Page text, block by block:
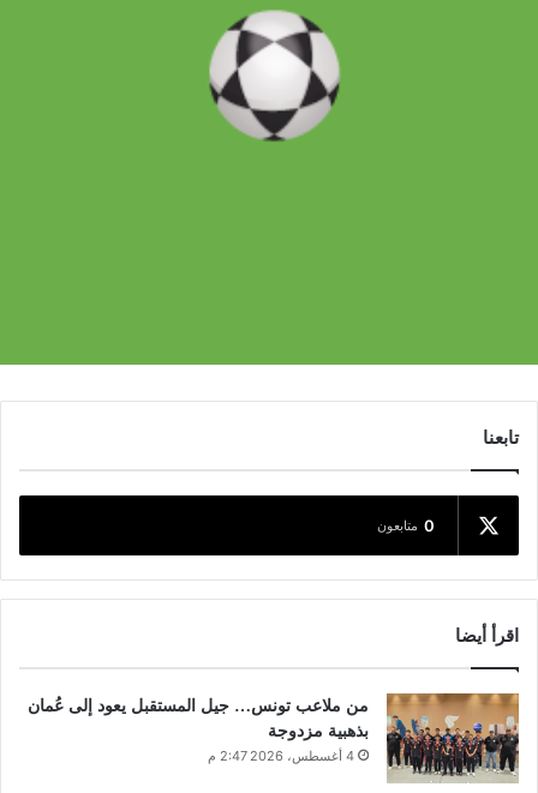
تابعنا
0 متابعون
اقرأ أيضا
من ملاعب تونس… جيل المستقبل يعود إلى عُمان
بذهبية مزدوجة
4 أغسطس، 2026 2:47 م